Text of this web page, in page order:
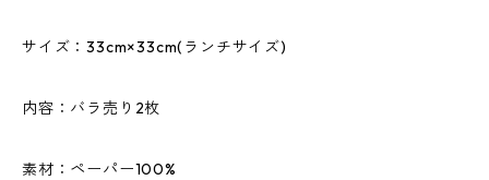
サイズ：33cm×33cm(ランチサイズ)
内容：バラ売り2枚
素材：ペーパー100%